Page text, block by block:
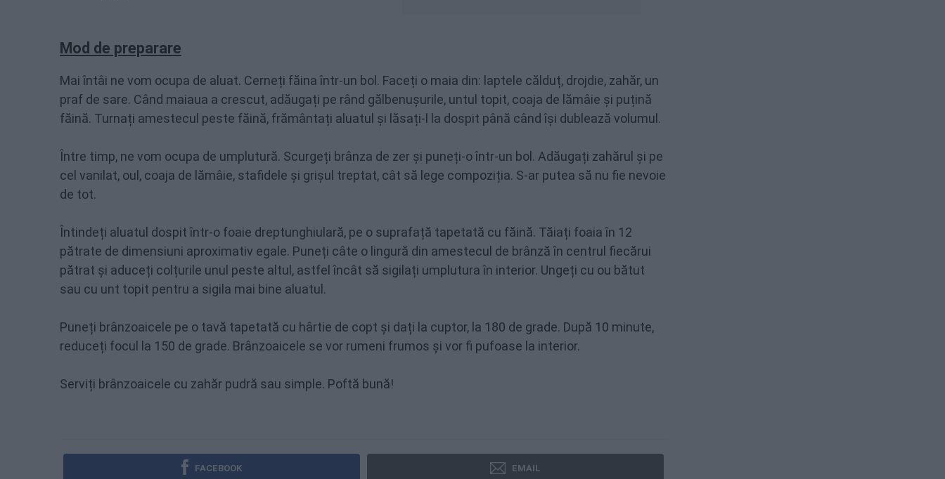
Mod de preparare
Mai întâi ne vom ocupa de aluat. Cerneți făina într-un bol. Faceți o maia din: laptele călduț, drojdie, zahăr, un
praf de sare. Când maiaua a crescut, adăugați pe rând gălbenușurile, untul topit, coaja de lămâie și puțină
făină. Turnați amestecul peste făină, frământați aluatul și lăsați-l la dospit până când își dublează volumul.
Între timp, ne vom ocupa de umplutură. Scurgeți brânza de zer și puneți-o într-un bol. Adăugați zahărul și pe
cel vanilat, oul, coaja de lămâie, stafidele și grișul treptat, cât să lege compoziția. S-ar putea să nu fie nevoie
de tot.
Întindeți aluatul dospit într-o foaie dreptunghiulară, pe o suprafață tapetată cu făină. Tăiați foaia în 12
pătrate de dimensiuni aproximativ egale. Puneți câte o lingură din amestecul de brânză în centrul fiecărui
pătrat și aduceți colțurile unul peste altul, astfel încât să sigilați umplutura în interior. Ungeți cu ou bătut
sau cu unt topit pentru a sigila mai bine aluatul.
Puneți brânzoaicele pe o tavă tapetată cu hârtie de copt și dați la cuptor, la 180 de grade. După 10 minute,
reduceți focul la 150 de grade. Brânzoaicele se vor rumeni frumos și vor fi pufoase la interior.
Serviți brânzoaicele cu zahăr pudră sau simple. Poftă bună!
FACEBOOK EMAIL